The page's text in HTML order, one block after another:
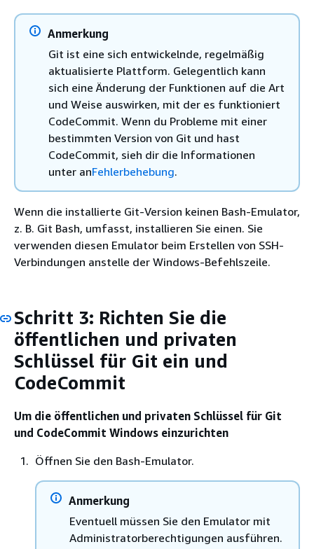
Anmerkung
Git ist eine sich entwickelnde, regelmäßig
aktualisierte Plattform. Gelegentlich kann
sich eine Änderung der Funktionen auf die Art
und Weise auswirken, mit der es funktioniert
CodeCommit. Wenn du Probleme mit einer
bestimmten Version von Git und hast
CodeCommit, sieh dir die Informationen
unter anFehlerbehebung.
Wenn die installierte Git-Version keinen Bash-Emulator,
z. B. Git Bash, umfasst, installieren Sie einen. Sie
verwenden diesen Emulator beim Erstellen von SSH-
Verbindungen anstelle der Windows-Befehlszeile.
Schritt 3: Richten Sie die
öffentlichen und privaten
Schlüssel für Git ein und
CodeCommit
Um die öffentlichen und privaten Schlüssel für Git
und CodeCommit Windows einzurichten
Öffnen Sie den Bash-Emulator.
Anmerkung
Eventuell müssen Sie den Emulator mit
Administratorberechtigungen ausführen.